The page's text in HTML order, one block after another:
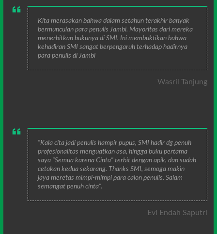
Kita merasakan bahwa dalam setahun terakhir banyak
bermunculan para penulis Jambi. Mayoritas dari mereka
menerbitkan bukunya di SMI. Ini membuktikan bahwa
kehadiran SMI sangat berpengaruh terhadap hadirnya
para penulis di Jambi
Wasril Tanjung
"Kala cita jadi penulis hampir pupus, SMI hadir dg penuh
profesionalitas menguatkan asa, hingga buku pertama
saya "Semua karena Cinta" terbit dengan apik, dan sudah
cetakan kedua sekarang. Thanks SMI, semoga makin
jaya meretas mimpi-mimpi para calon penulis. Salam
semangat penuh cinta".
Evi Endah Saputri